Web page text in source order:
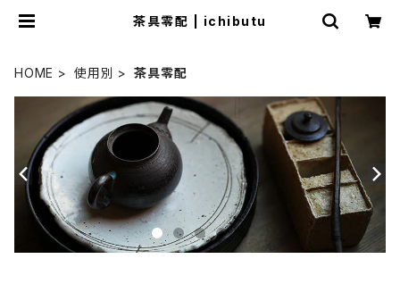
茶具零配 | ichibutu
HOME 使用別 茶具零配